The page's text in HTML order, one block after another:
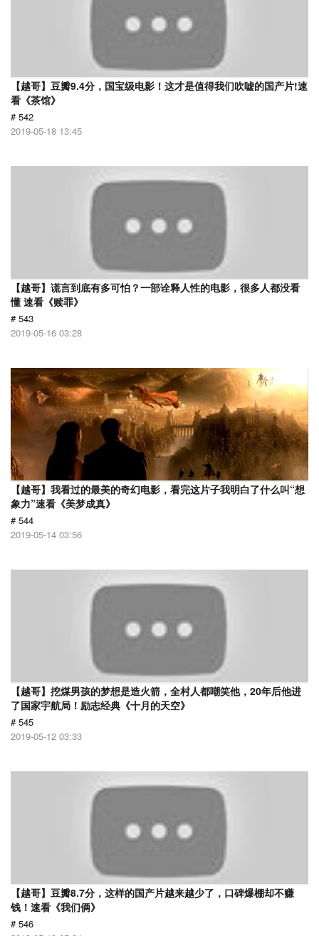
【越哥】豆瓣9.4分，国宝级电影！这才是值得我们吹嘘的国产片!速
看《茶馆》
# 542
2019-05-18 13:45
【越哥】谎言到底有多可怕？一部诠释人性的电影，很多人都没看
懂 速看《赎罪》
# 543
2019-05-16 03:28
【越哥】我看过的最美的奇幻电影，看完这片子我明白了什么叫“想
象力”速看《美梦成真》
# 544
2019-05-14 03:56
【越哥】挖煤男孩的梦想是造火箭，全村人都嘲笑他，20年后他进
了国家宇航局！励志经典《十月的天空》
# 545
2019-05-12 03:33
【越哥】豆瓣8.7分，这样的国产片越来越少了，口碑爆棚却不赚
钱！速看《我们俩》
# 546